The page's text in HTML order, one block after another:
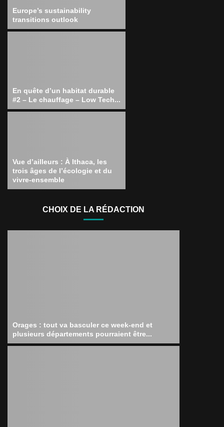
Europe’s sustainability
transitions outlook
En quête d’un habitat durable
#2 – Le chauffage – Low Tech...
Vue d’ailleurs : À Ithaca, les
trois âges de l’écologie et du
vivre-ensemble
CHOIX DE LA RÉDACTION
Orages : tout va basculer ce week-end et
plusieurs départements pourraient être...